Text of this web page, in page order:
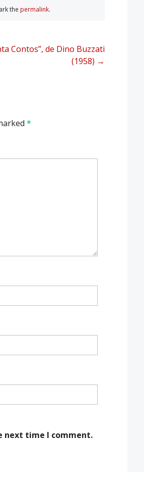
the permalink.
Contos”, de Dino Buzzati
(1958) →
*
next time I comment.